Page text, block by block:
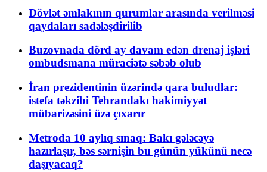
Dövlət əmlakının qurumlar arasında verilməsi
qaydaları sadələşdirilib
Buzovnada dörd ay davam edən drenaj işləri
ombudsmana müraciətə səbəb olub
İran prezidentinin üzərində qara buludlar:
istefa təkzibi Tehrandakı hakimiyyət
mübarizəsini üzə çıxarır
Metroda 10 aylıq sınaq: Bakı gələcəyə
hazırlaşır, bəs sərnişin bu günün yükünü necə
daşıyacaq?